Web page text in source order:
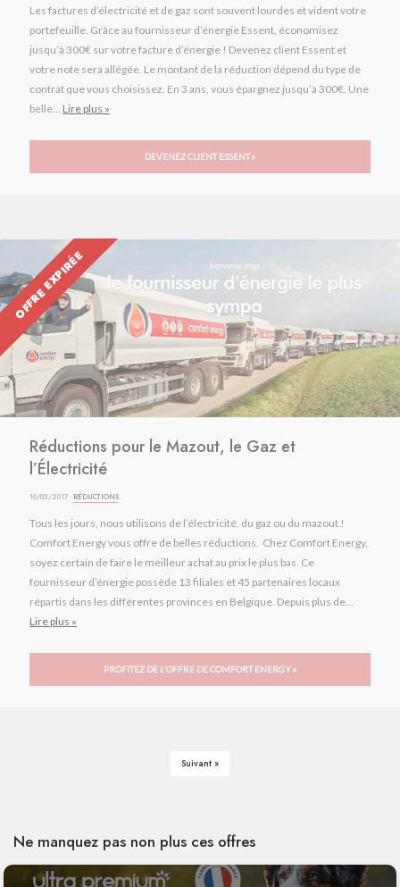
Les factures d’électricité et de gaz sont souvent lourdes et vident votre
portefeuille. Grâce au fournisseur d’énergie Essent, économisez
jusqu’à 300€ sur votre facture d’énergie ! Devenez client Essent et
votre note sera allégée. Le montant de la réduction dépend du type de
contrat que vous choisissez. En 3 ans, vous épargnez jusqu’à 300€. Une
belle... Lire plus »
DEVENEZ CLIENT ESSENT »
OFFRE EXPIRÉE
Réductions pour le Mazout, le Gaz et
l’Électricité
10/03/2017 · RÉDUCTIONS
Tous les jours, nous utilisons de l’électricité, du gaz ou du mazout !
Comfort Energy vous offre de belles réductions. Chez Comfort Energy,
soyez certain de faire le meilleur achat au prix le plus bas. Ce
fournisseur d’énergie possède 13 filiales et 45 partenaires locaux
répartis dans les différentes provinces en Belgique. Depuis plus de...
Lire plus »
PROFITEZ DE L'OFFRE DE COMFORT ENERGY »
Suivant »
Ne manquez pas non plus ces offres